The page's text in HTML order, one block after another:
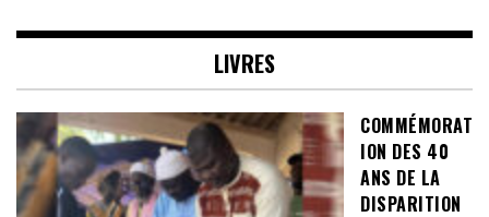
LIVRES
COMMÉMORAT
ION DES 40
ANS DE LA
DISPARITION